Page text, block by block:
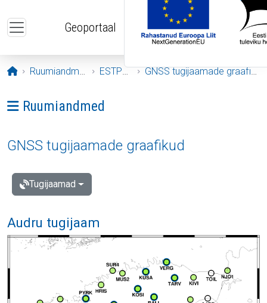
Geoportaal
Avaleht
Ruumiandmed ESTPOS GNSS tugijaamade graafikud
Ava menüü: Ruumiandmed
Ruumiandmed
GNSS tugijaamade graafikud
Tugijaamad
Audru tugijaam